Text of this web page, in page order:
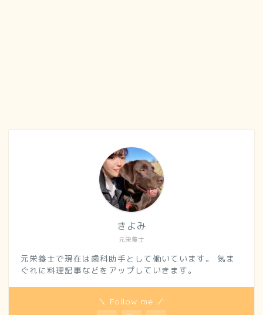
元栄養士
きよみ
元栄養士で現在は歯科助手として働いています。 気ま
ぐれに料理記事などをアップしていきます。
＼ Follow me ／